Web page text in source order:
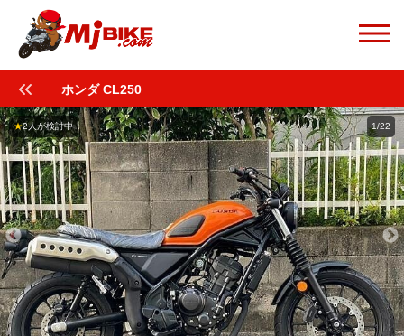
ホンダ CL250
1/22
★2人が検討中